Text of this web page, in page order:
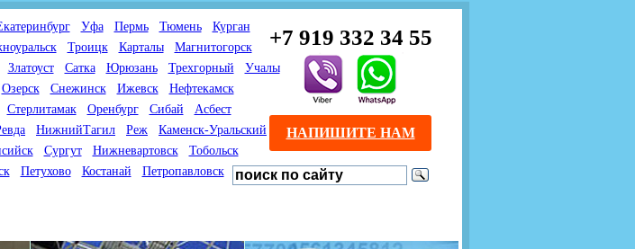
+7 919 332 34 55
Уфа Пермь Тюмень
Курган
Троицк Карталы
Магнитогорск
Златоуст Сатка Юрюзань Трехгорный
Учалы
Озерск Снежинск Ижевск
Нефтекамск
Стерлитамак Оренбург Сибай
Асбест
НижнийТагил Реж
Каменск-Уральский
Сургут Нижневартовск
Тобольск
Петухово Костанай Петропавловск
НАПИШИТЕ НАМ